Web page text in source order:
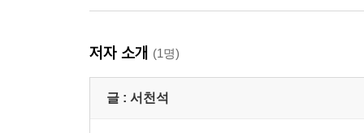
저자 소개 (1명)
글 : 서천석